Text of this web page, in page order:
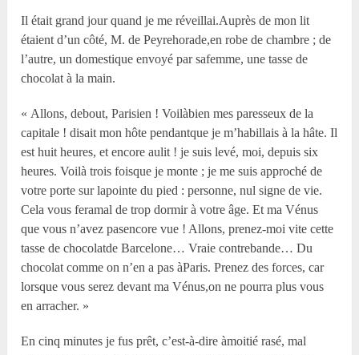
Il était grand jour quand je me réveillai.Auprès de mon lit
étaient d’un côté, M. de Peyrehorade,en robe de chambre ; de
l’autre, un domestique envoyé par safemme, une tasse de
chocolat à la main.
« Allons, debout, Parisien ! Voilàbien mes paresseux de la
capitale ! disait mon hôte pendantque je m’habillais à la hâte. Il
est huit heures, et encore aulit ! je suis levé, moi, depuis six
heures. Voilà trois foisque je monte ; je me suis approché de
votre porte sur lapointe du pied : personne, nul signe de vie.
Cela vous feramal de trop dormir à votre âge. Et ma Vénus
que vous n’avez pasencore vue ! Allons, prenez-moi vite cette
tasse de chocolatde Barcelone… Vraie contrebande… Du
chocolat comme on n’en a pas àParis. Prenez des forces, car
lorsque vous serez devant ma Vénus,on ne pourra plus vous
en arracher. »
En cinq minutes je fus prêt, c’est-à-dire àmoitié rasé, mal